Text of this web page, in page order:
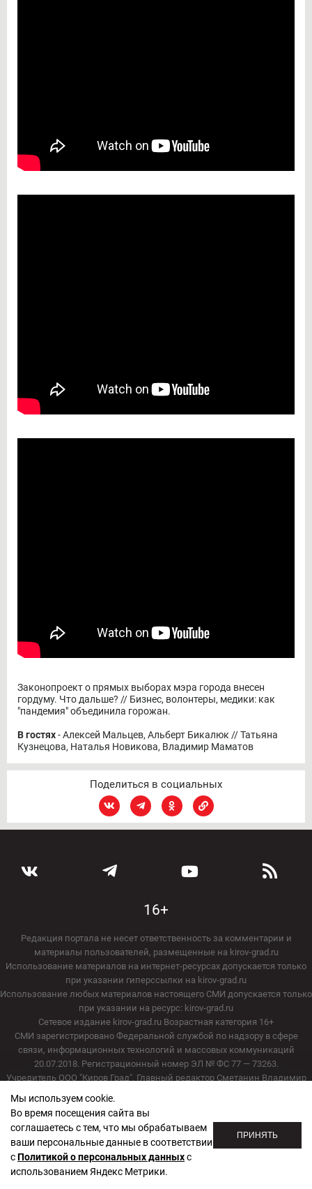
Законопроект о прямых выборах мэра города внесен
гордуму. Что дальше? // Бизнес, волонтеры, медики: как
"пандемия" объединила горожан.
В гостях- Алексей Мальцев, Альберт Бикалюк // Татьяна
Кузнецова, Наталья Новикова, Владимир Маматов
Поделиться в социальных
16+
Редакция портала не несет ответственность за комментарии и
материалы пользователей, размещенные на kirov-grad.ru
Использование материалов на интернет-ресурсах допускается только
при указании гиперссылки на kirov-grad.ru
Использование любых материалов настоящего СМИ допускается только
при указании на ресурс: kirov-grad.ru
Сетевое издание kirov-grad.ru Возрастная категория 16+
СМИ зарегистрировано Федеральной службой по надзору в сфере
связи, информационных технологий и массовых коммуникаций
20.07.2018. Регистрационный номер ЭЛ № ФС 77 — 73263.
Учредитель ООО "Киров Град". Главный редактор Сметанин Владимир
Адрес редакции: 610000, Кировская область, г. Киров, ул. Московская, д.
40, офис 2/1. Телефон редакции: (8332) 211-101
Политика обработки персональных данных
Мы используем cookie.
Во время посещения сайта вы
соглашаетесь с тем, что мы обрабатываем
ваши персональные данные в соответствии
сПолитикой о персональных данныхс
использованием Яндекс Метрики.
ПРИНЯТЬ